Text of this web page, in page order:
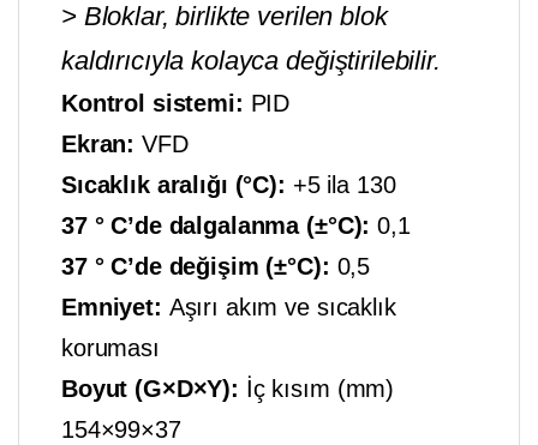
> Bloklar, birlikte verilen blok
kaldırıcıyla kolayca değiştirilebilir.
Kontrol sistemi: PID
Ekran:VFD
Sıcaklık aralığı (°C): +5 ila 130
37 ° C’de dalgalanma (±°C):0,1
37 ° C’de değişim (±°C): 0,5
Emniyet: Aşırı akım ve sıcaklık
koruması
Boyut (G×D×Y): İç kısım (mm)
154×99×37